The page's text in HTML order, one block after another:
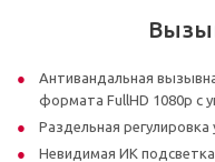
Антивандальная
формата FullHD 1080p с
Раздельная
Невидимая ИК подсветка